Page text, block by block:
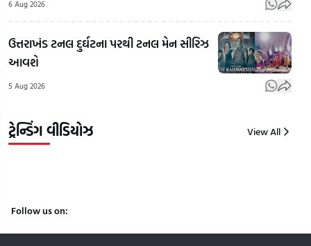
6 Aug 2026
ઉત્તરાખંડ ટનલ દુર્ઘટના પરથી ટનલ મેન સીરિઝ
આવશે
5 Aug 2026
ટ્રેન્ડિંગ વીડિયોઝ View All
સમલૈંગિક
લગ્નો મુદ્દે
વડા મોહન
નિવેદન
6
પનીરની
Follow us on: